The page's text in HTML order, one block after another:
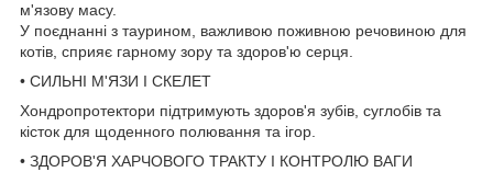
м'язову масу.
У поєднанні з таурином, важливою поживною речовиною для
котів, сприяє гарному зору та здоров'ю серця.
• СИЛЬНІ М'ЯЗИ І СКЕЛЕТ
Хондропротектори підтримують здоров'я зубів, суглобів та
кісток для щоденного полювання та ігор.
• ЗДОРОВ'Я ХАРЧОВОГО ТРАКТУ І КОНТРОЛЮ ВАГИ